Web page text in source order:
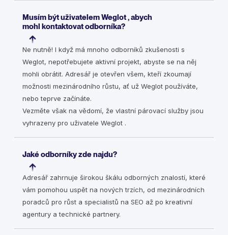
Musím být uživatelem Weglot , abych
mohl kontaktovat odborníka?
Ne nutně! I když má mnoho odborníků zkušenosti s
Weglot, nepotřebujete aktivní projekt, abyste se na něj
mohli obrátit. Adresář je otevřen všem, kteří zkoumají
možnosti mezinárodního růstu, ať už Weglot používáte,
nebo teprve začínáte.
Vezměte však na vědomí, že vlastní párovací služby jsou
vyhrazeny pro uživatele Weglot .
Jaké odborníky zde najdu?
Adresář zahrnuje širokou škálu odborných znalostí, které
vám pomohou uspět na nových trzích, od mezinárodních
poradců pro růst a specialistů na SEO až po kreativní
agentury a technické partnery.